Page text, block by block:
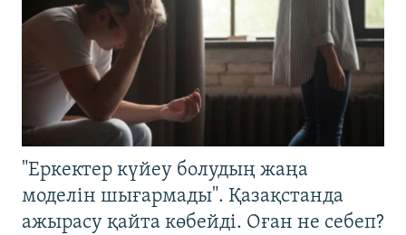
"Еркектер күйеу болудың жаңа
моделін шығармады". Қазақстанда
ажырасу қайта көбейді. Оған не себеп?